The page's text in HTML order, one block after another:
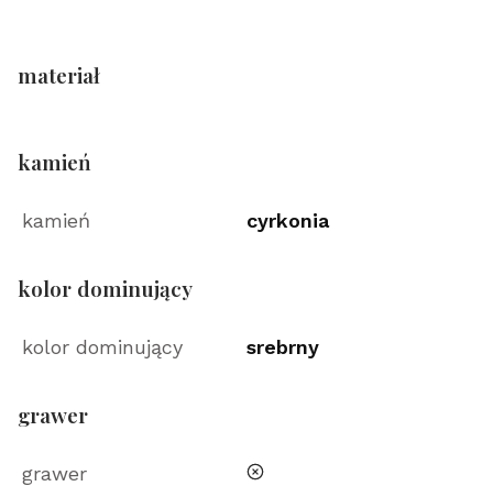
materiał
kamień
kamień cyrkonia
kolor dominujący
kolor dominujący srebrny
grawer
grawer nie